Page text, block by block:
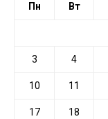
Пн Вт
3 4
10 11
17 18